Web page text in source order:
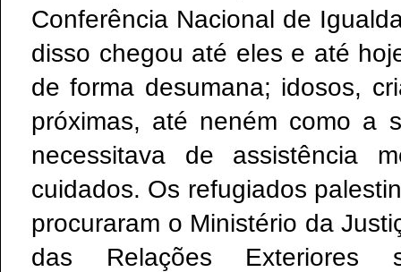
Conferência Nacional de
disso chegou até eles e até
de forma desumana; idosos,
próximas, até neném como a
necessitava de assistência
cuidados. Os refugiados
procuraram o Ministério da
das Relações Exteriores